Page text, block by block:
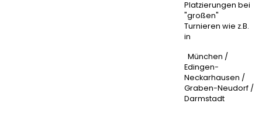
Platzierungen bei
"großen"
Turnieren wie z.B.
in
München /
Edingen-
Neckarhausen /
Graben-Neudorf /
Darmstadt